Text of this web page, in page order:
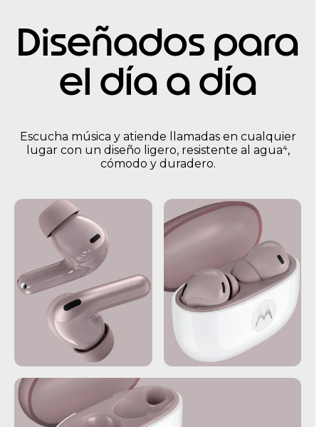
Diseñados para
el día a día
Escucha música y atiende llamadas en cualquier
lugar con un diseño ligero, resistente al agua⁴,
cómodo y duradero.